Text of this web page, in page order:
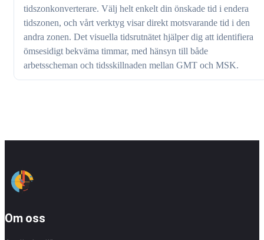
tidszonkonverterare. Välj helt enkelt din önskade tid i endera
tidszonen, och vårt verktyg visar direkt motsvarande tid i den
andra zonen. Det visuella tidsrutnätet hjälper dig att identifiera
ömsesidigt bekväma timmar, med hänsyn till både
arbetsscheman och tidsskillnaden mellan GMT och MSK.
Om oss